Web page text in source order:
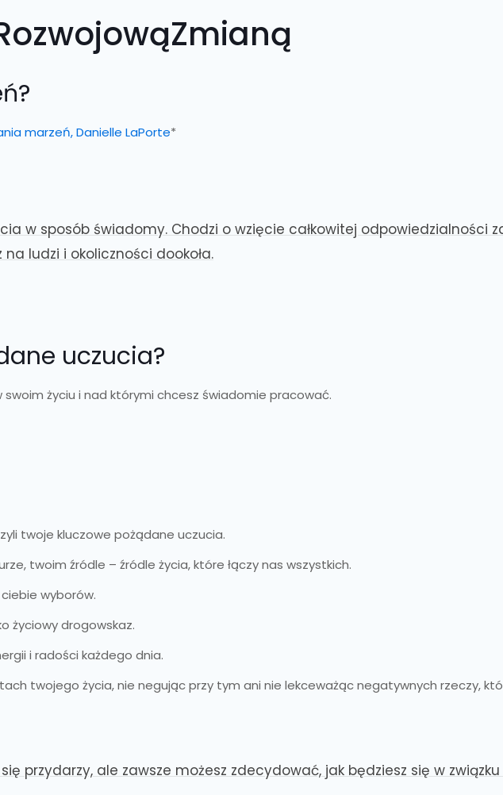
marzeń, Danielle LaPorte*
w sposób świadomy. Chodzi o wzięcie całkowitej odpowiedzialności
ludzi i okoliczności dookoła.
uczucia?
życiu i nad którymi chcesz świadomie pracować.
twoje kluczowe pożądane uczucia.
twoim źródle – źródle życia, które łączy nas wszystkich.
wyborów.
życiowy drogowskaz.
i radości każdego dnia.
twojego życia, nie negując przy tym ani nie lekceważąc negatywnych rzeczy,
przydarzy, ale zawsze możesz zdecydować, jak będziesz się w